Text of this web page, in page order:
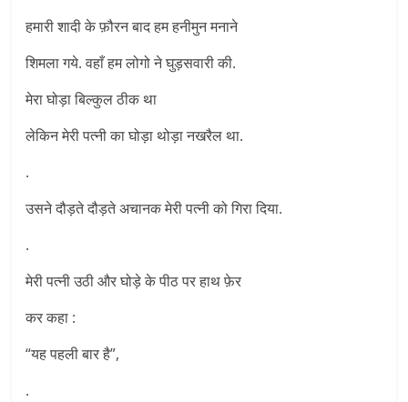
हमारी शादी के फ़ौरन बाद हम हनीमुन मनाने
शिमला गये. वहाँ हम लोगो ने घुड़सवारी की.
मेरा घोड़ा बिल्कुल ठीक था
लेकिन मेरी पत्नी का घोड़ा थोड़ा नखरैल था.
.
उसने दौड़ते दौड़ते अचानक मेरी पत्नी को गिरा दिया.
.
मेरी पत्नी उठी और घोड़े के पीठ पर हाथ फ़ेर
कर कहा :
“यह पहली बार है”,
.